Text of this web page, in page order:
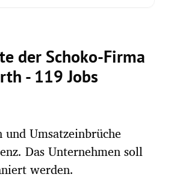
der Schoko-Firma
- 119 Jobs
und Umsatzeinbrüche
Das Unternehmen soll
werden.